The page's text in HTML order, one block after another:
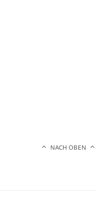
NACH OBEN